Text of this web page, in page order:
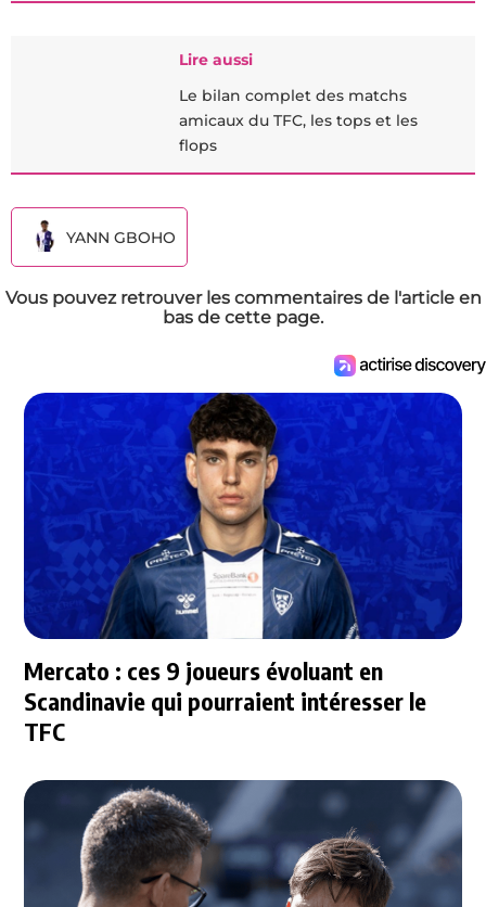
Lire aussi
Le bilan complet des matchs
amicaux du TFC, les tops et les
flops
YANN GBOHO
Vous pouvez retrouver les commentaires de l'article en
bas de cette page.
Mercato : ces 9 joueurs évoluant en
Scandinavie qui pourraient intéresser le
TFC